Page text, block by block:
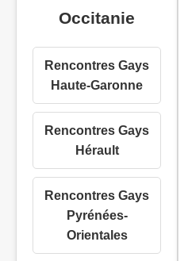
Occitanie
Rencontres Gays
Haute-Garonne
Rencontres Gays
Hérault
Rencontres Gays
Pyrénées-
Orientales